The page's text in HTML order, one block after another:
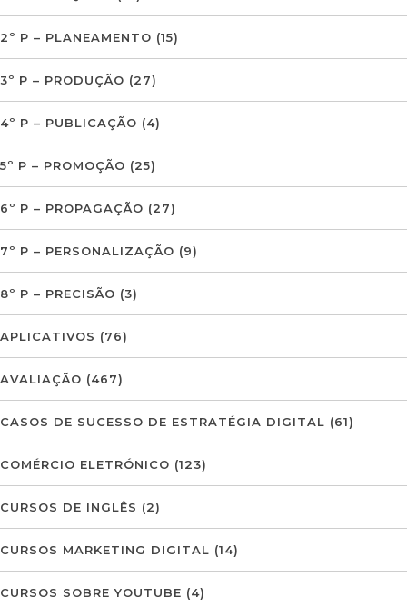
2º P – PLANEAMENTO (15)
3º P – PRODUÇÃO (27)
4º P – PUBLICAÇÃO (4)
5º P – PROMOÇÃO (25)
6º P – PROPAGAÇÃO (27)
7º P – PERSONALIZAÇÃO (9)
8º P – PRECISÃO (3)
APLICATIVOS (76)
AVALIAÇÃO (467)
CASOS DE SUCESSO DE ESTRATÉGIA DIGITAL (61)
COMÉRCIO ELETRÓNICO (123)
CURSOS DE INGLÊS (2)
CURSOS MARKETING DIGITAL (14)
CURSOS SOBRE YOUTUBE (4)